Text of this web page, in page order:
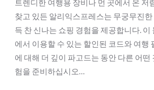
트렌디한 여행용 장비나 먼 곳에서 온 저
찾고 있든 알리익스프레스는 무궁무진
득 찬 신나는 쇼핑 경험을 제공합니다. 이
에서 이용할 수 있는 할인된 코드와 여행
에 대해 더 깊이 파고드는 동안 다른 어떤
험을 준비하십시오…